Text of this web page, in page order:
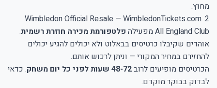
מחוץ.
2. Wimbledon Official Resale — WimbledonTickets.com
All England Club מפעילה
פלטפורמת מכירה חוזרת רשמית.
אוהדים שקיבלו כרטיסים בבאלוט ולא יכולים להגיע יכולים
להחזירם במחיר המקורי — וניתן לרכוש אותם.
הכרטיסים מופיעים לרוב48-72 שעות לפני כל יום משחק
. כדאי
לבדוק בבוקר מוקדם.